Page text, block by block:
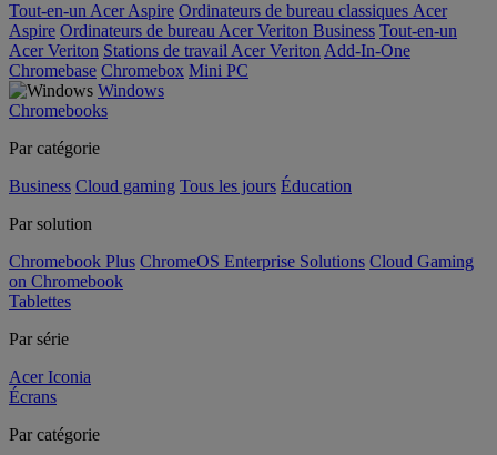
Tout-en-un Acer Aspire Ordinateurs de bureau classiques Acer
Aspire Ordinateurs de bureau Acer Veriton Business Tout-en-un
Acer Veriton Stations de travail Acer Veriton Add-In-One
Chromebase Chromebox Mini PC
Windows
Chromebooks
Par catégorie
Business Cloud gaming Tous les jours Éducation
Par solution
Chromebook Plus ChromeOS Enterprise Solutions Cloud Gaming
on Chromebook
Tablettes
Par série
Acer Iconia
Écrans
Par catégorie